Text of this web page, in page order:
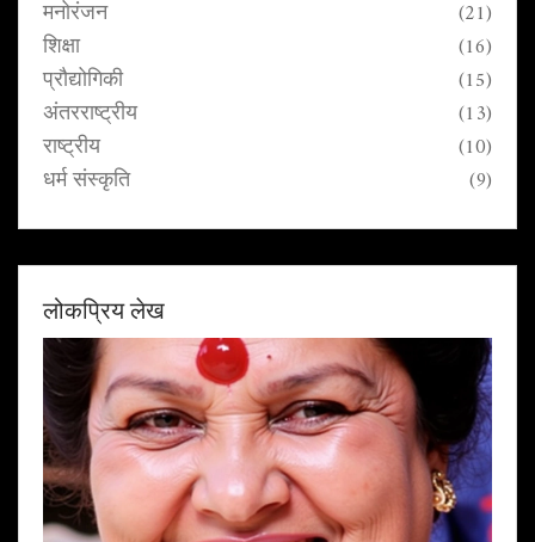
मनोरंजन (21)
शिक्षा (16)
प्रौद्योगिकी (15)
अंतरराष्ट्रीय (13)
राष्ट्रीय (10)
धर्म संस्कृति (9)
लोकप्रिय लेख